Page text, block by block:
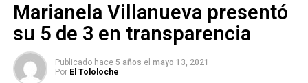
Marianela Villanueva presentó
su 5 de 3 en transparencia
Publicado hace 5 años el mayo 13, 2021
Por El Tololoche